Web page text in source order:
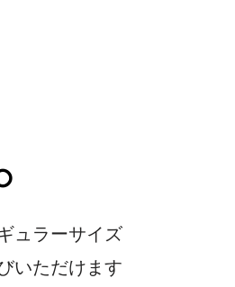
ュラーサイズ
いただけます